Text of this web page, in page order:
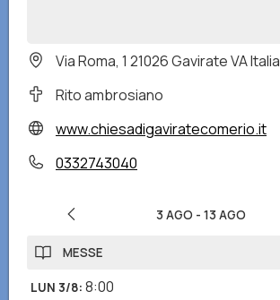
Via Roma, 1 21026 Gavirate VA Italia
Rito ambrosiano
www.chiesadigaviratecomerio.it
0332743040
3 AGO - 13 AGO
MESSE
LUN 3/8: 8:00